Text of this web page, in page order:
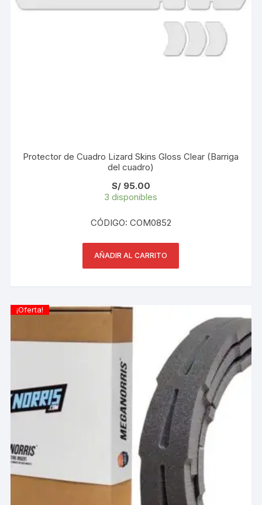
Protector de Cuadro Lizard Skins Gloss Clear (Barriga
del cuadro)
S/95.00
3 disponibles
CÓDIGO: COM0852
AÑADIR AL CARRITO
¡Oferta!